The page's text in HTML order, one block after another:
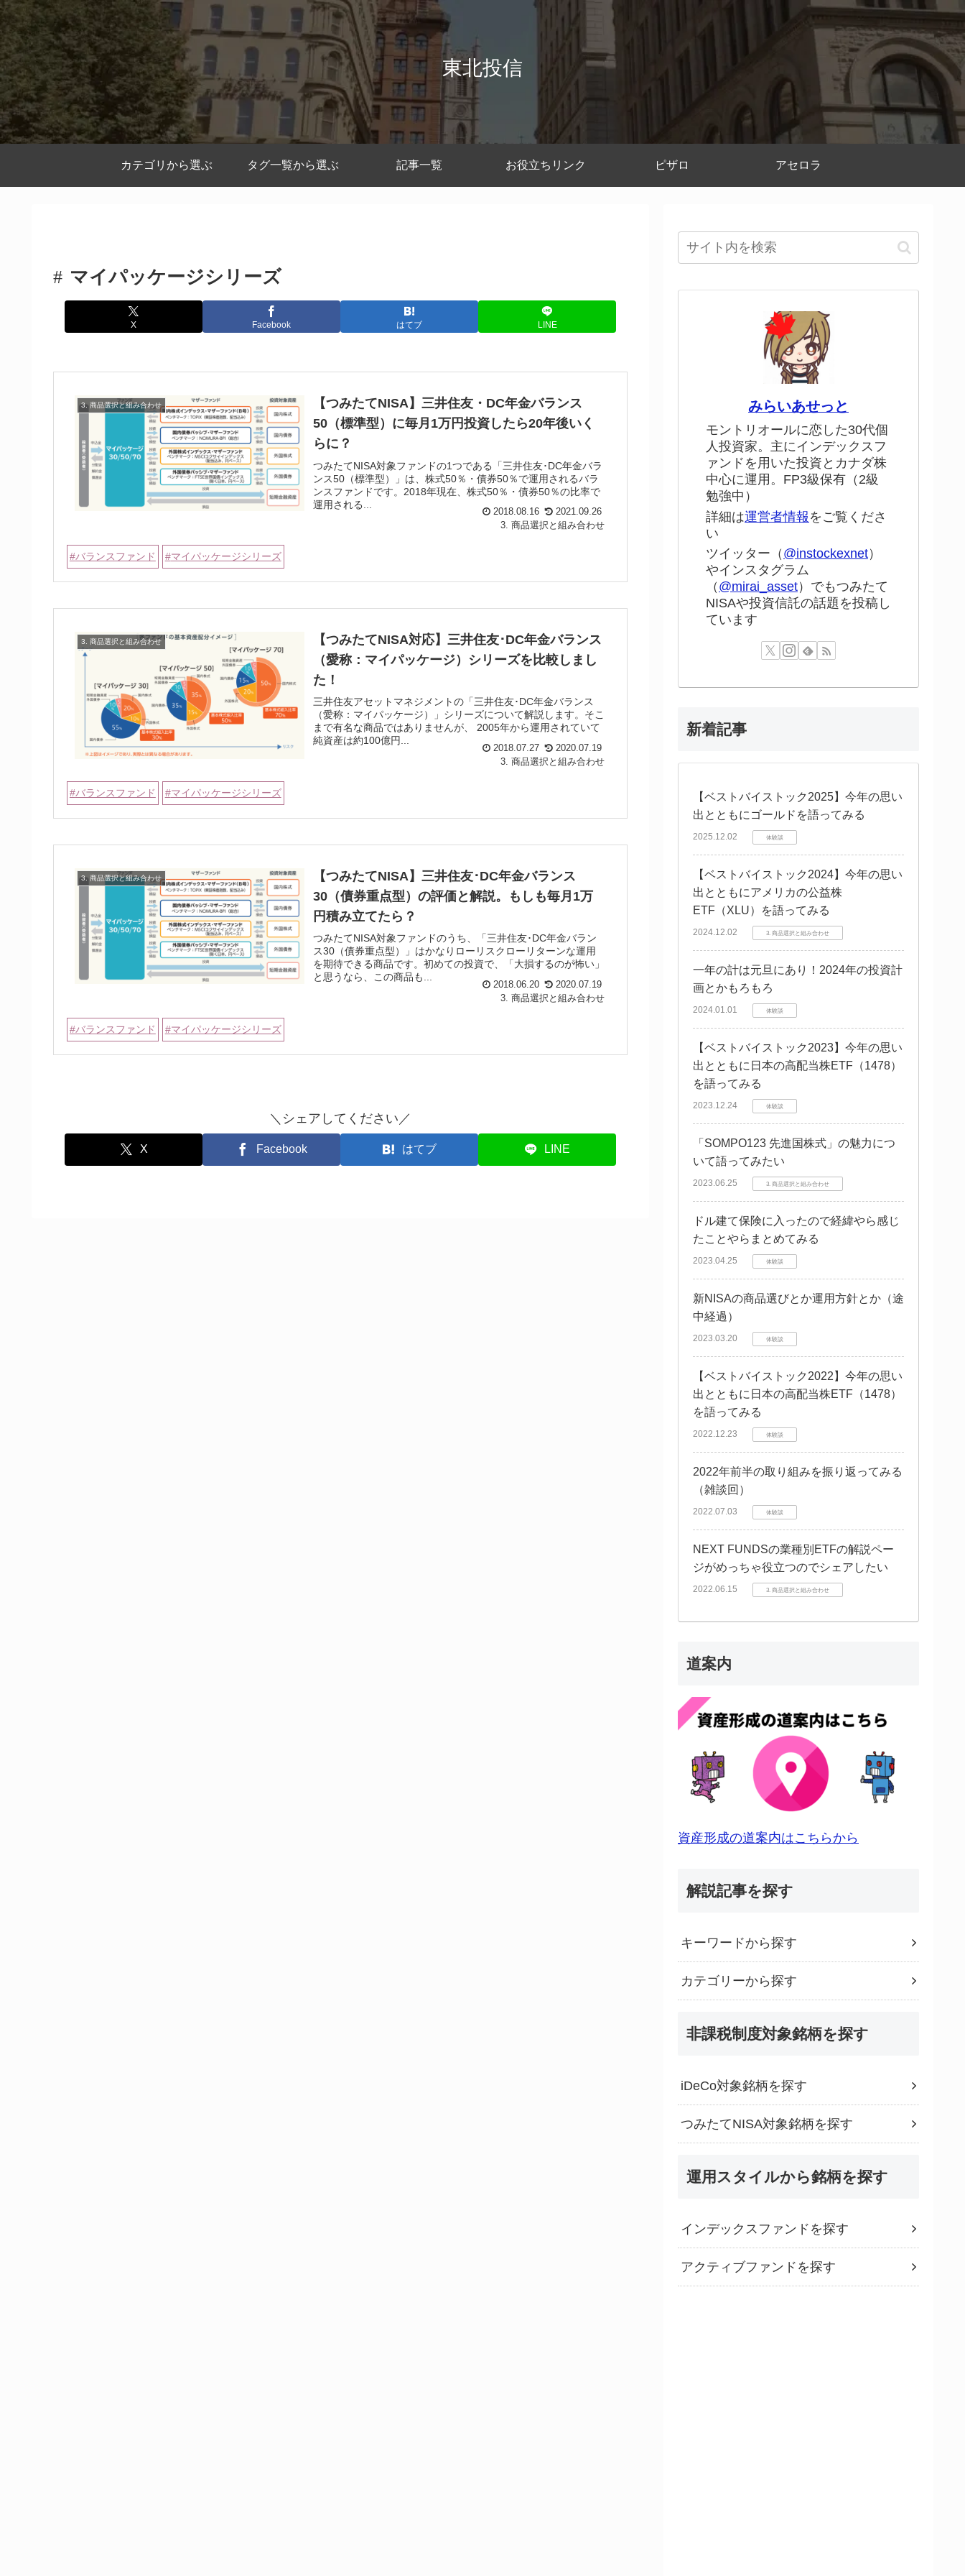
東北投信
カテゴリから選ぶ タグ一覧から選ぶ 記事一覧 お役立ちリンク ピザロ アセロラ
マイパッケージシリーズ
X Facebook はてブ LINE
3. 商品選択と組み合わせ
【つみたてNISA】三井住友・DC年金バランス
50（標準型）に毎月1万円投資したら20年後いく
らに？
つみたてNISA対象ファンドの1つである「三井住友･DC年金バラ
ンス50（標準型）」は、株式50％・債券50％で運用されるバラ
ンスファンドです。2018年現在、株式50％・債券50％の比率で
運用される...
2018.08.16
2021.09.26
3. 商品選択と組み合わせ
バランスファンド マイパッケージシリーズ
3. 商品選択と組み合わせ
【つみたてNISA対応】三井住友･DC年金バランス
（愛称：マイパッケージ）シリーズを比較しまし
た！
三井住友アセットマネジメントの「三井住友･DC年金バランス
（愛称：マイパッケージ）」シリーズについて解説します。そこ
まで有名な商品ではありませんが、 2005年から運用されていて
純資産は約100億円...
2018.07.27
2020.07.19
3. 商品選択と組み合わせ
バランスファンド マイパッケージシリーズ
3. 商品選択と組み合わせ
【つみたてNISA】三井住友･DC年金バランス
30（債券重点型）の評価と解説。もしも毎月1万
円積み立てたら？
つみたてNISA対象ファンドのうち、「三井住友･DC年金バラン
ス30（債券重点型）」はかなりローリスクローリターンな運用
を期待できる商品です。初めての投資で、「大損するのが怖い」
と思うなら、この商品も...
2018.06.20
2020.07.19
3. 商品選択と組み合わせ
バランスファンド マイパッケージシリーズ
＼シェアしてください／
X Facebook はてブ LINE
みらいあせっと
モントリオールに恋した30代個
人投資家。主にインデックスフ
ァンドを用いた投資とカナダ株
中心に運用。FP3級保有（2級
勉強中）
詳細は運営者情報 をご覧くださ
い
ツイッター（ @instockexnet）
やインスタグラム
（ @mirai_asset）でもつみたて
NISAや投資信託の話題を投稿し
ています
新着記事
【ベストバイストック2025】今年の思い
出とともにゴールドを語ってみる
2025.12.02 体験談
【ベストバイストック2024】今年の思い
出とともにアメリカの公益株
ETF（XLU）を語ってみる
2024.12.02 3. 商品選択と組み合わせ
一年の計は元旦にあり！2024年の投資計
画とかもろもろ
2024.01.01 体験談
【ベストバイストック2023】今年の思い
出とともに日本の高配当株ETF（1478）
を語ってみる
2023.12.24 体験談
「SOMPO123 先進国株式」の魅力につ
いて語ってみたい
2023.06.25 3. 商品選択と組み合わせ
ドル建て保険に入ったので経緯やら感じ
たことやらまとめてみる
2023.04.25 体験談
新NISAの商品選びとか運用方針とか（途
中経過）
2023.03.20 体験談
【ベストバイストック2022】今年の思い
出とともに日本の高配当株ETF（1478）
を語ってみる
2022.12.23 体験談
2022年前半の取り組みを振り返ってみる
（雑談回）
2022.07.03 体験談
NEXT FUNDSの業種別ETFの解説ペー
ジがめっちゃ役立つのでシェアしたい
2022.06.15 3. 商品選択と組み合わせ
道案内
資産形成の道案内はこちらから
解説記事を探す
キーワードから探す
カテゴリーから探す
非課税制度対象銘柄を探す
iDeCo対象銘柄を探す
つみたてNISA対象銘柄を探す
運用スタイルから銘柄を探す
インデックスファンドを探す
アクティブファンドを探す